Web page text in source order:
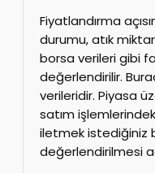
Fiyatlandırma
durumu, atık
borsa verileri gibi
değerlendirilir.
verileridir. Piyasa
satım
iletmek istediğiniz
değerlendirilmesi